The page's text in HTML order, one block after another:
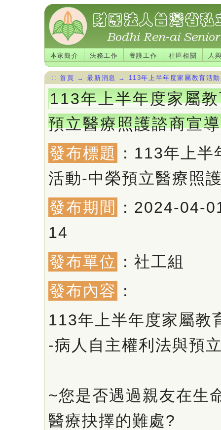
本家簡介 法務工作 養護工作 社區相關 人
::首頁 →最新消息 → 113年上半年度家屬教育活
113年上半年度家屬
預立醫療照護諮商宣導
發布標題 ：113年上
活動-中榮預立醫療照
發布期間
：2024-04-
14
發布單位 ：社工組
發布內容 ：
113年上半年度家屬教
-病人自主權利法與預
~您是否遇過親友在生
醫療抉擇的難處?